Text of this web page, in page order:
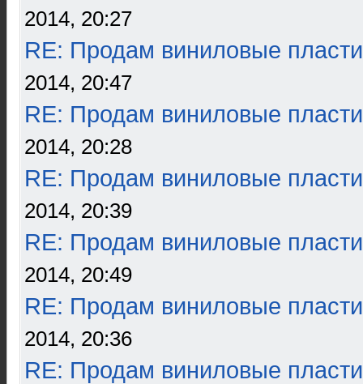
2014, 20:27
RE: Продам виниловые
2014, 20:47
RE: Продам виниловые
2014, 20:28
RE: Продам виниловые
2014, 20:39
RE: Продам виниловые
2014, 20:49
RE: Продам виниловые
2014, 20:36
RE: Продам виниловые